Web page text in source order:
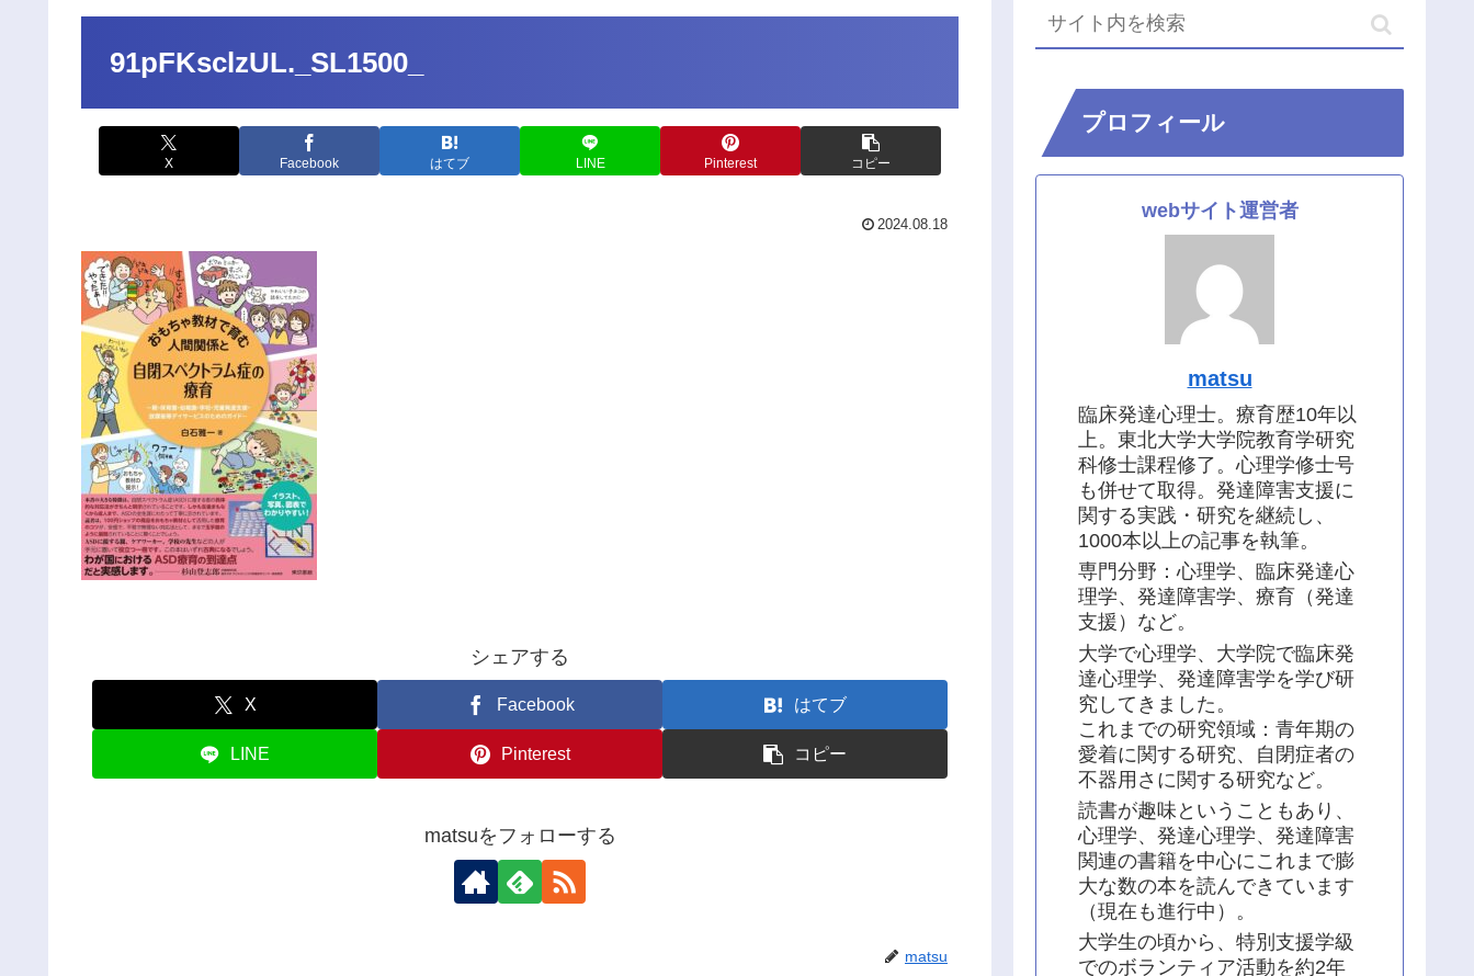
91pFKsclzUL._SL1500_
X Facebook はてブ LINE Pinterest コピー
2024.08.18
シェアする
X Facebook はてブ
LINE Pinterest コピー
matsuをフォローする
matsu
プロフィール
webサイト運営者
matsu
臨床発達心理士。療育歴10年以
上。東北大学大学院教育学研究
科修士課程修了。心理学修士号
も併せて取得。発達障害支援に
関する実践・研究を継続し、
1000本以上の記事を執筆。
専門分野：心理学、臨床発達心
理学、発達障害学、療育（発達
支援）など。
大学で心理学、大学院で臨床発
達心理学、発達障害学を学び研
究してきました。
これまでの研究領域：青年期の
愛着に関する研究、自閉症者の
不器用さに関する研究など。
読書が趣味ということもあり、
心理学、発達心理学、発達障害
関連の書籍を中心にこれまで膨
大な数の本を読んできています
（現在も進行中）。
大学生の頃から、特別支援学級
でのボランティア活動を約2年